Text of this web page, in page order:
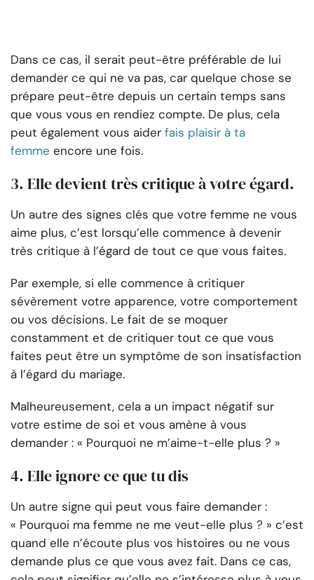
Dans ce cas, il serait peut-être préférable de lui
demander ce qui ne va pas, car quelque chose se
prépare peut-être depuis un certain temps sans
que vous vous en rendiez compte. De plus, cela
peut également vous aider fais plaisir à ta
femme encore une fois.
3. Elle devient très critique à votre égard.
Un autre des signes clés que votre femme ne vous
aime plus, c’est lorsqu’elle commence à devenir
très critique à l’égard de tout ce que vous faites.
Par exemple, si elle commence à critiquer
sévèrement votre apparence, votre comportement
ou vos décisions. Le fait de se moquer
constamment et de critiquer tout ce que vous
faites peut être un symptôme de son insatisfaction
à l’égard du mariage.
Malheureusement, cela a un impact négatif sur
votre estime de soi et vous amène à vous
demander : « Pourquoi ne m’aime-t-elle plus ? »
4. Elle ignore ce que tu dis
Un autre signe qui peut vous faire demander :
« Pourquoi ma femme ne me veut-elle plus ? » c’est
quand elle n’écoute plus vos histoires ou ne vous
demande plus ce que vous avez fait. Dans ce cas,